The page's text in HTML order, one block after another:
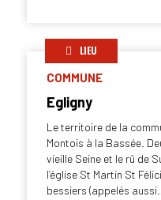
LIEU
COMMUNE
Egligny
Le territoire de la
Montois à la Bassée.
vieille Seine et le rû de
l’église St Martin St
bessiers (appelés aussi…